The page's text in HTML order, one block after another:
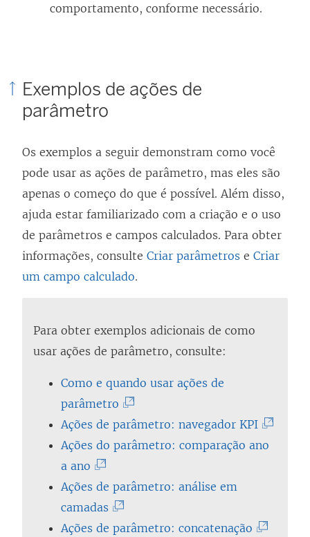
comportamento, conforme necessário.
Exemplos de ações de
parâmetro
Os exemplos a seguir demonstram como você
pode usar as ações de parâmetro, mas eles são
apenas o começo do que é possível. Além disso,
ajuda estar familiarizado com a criação e o uso
de parâmetros e campos calculados. Para obter
informações, consulte Criar parâmetros e Criar
um campo calculado.
Para obter exemplos adicionais de como
usar ações de parâmetro, consulte:
Como e quando usar ações de
parâmetro
O
l
n
k
a
Ações de parâmetro: navegador KPI(
O
k
Ações do parâmetro: comparação ano
a ano
O
l
i
Ações de parâmetro: análise em
camadas
O
Ações de parâmetro: concatenação